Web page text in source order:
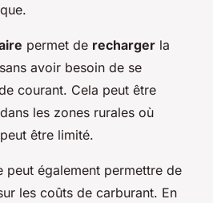
permet de recharger la
avoir besoin de se
courant. Cela peut être
les zones rurales où
peut être limité.
peut également permettre de
les coûts de carburant. En